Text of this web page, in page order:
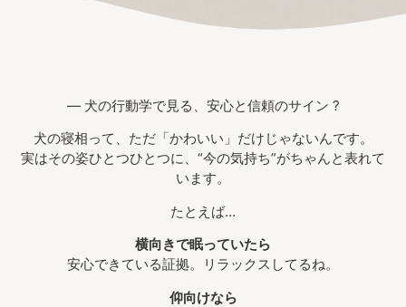
— 犬の行動学で見る、安心と信頼のサイン ?
犬の寝相って、ただ「かわいい」だけじゃないんです。
実はその姿ひとつひとつに、“今の気持ち”がちゃんと表れて
います。
たとえば…
横向きで眠っていたら
安心できている証拠。リラックスしてるね。
仰向けなら